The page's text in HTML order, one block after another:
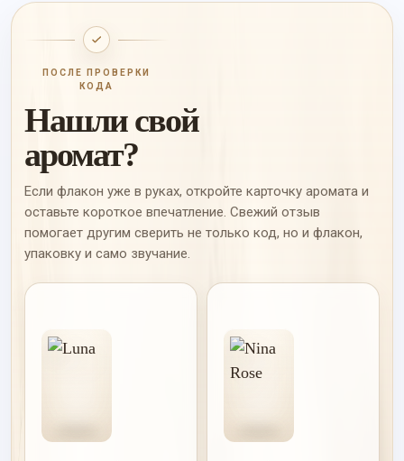
ПОСЛЕ ПРОВЕРКИ
КОДА
Нашли свой
аромат?
Если флакон уже в руках, откройте карточку аромата и
оставьте короткое впечатление. Свежий отзыв
помогает другим сверить не только код, но и флакон,
упаковку и само звучание.